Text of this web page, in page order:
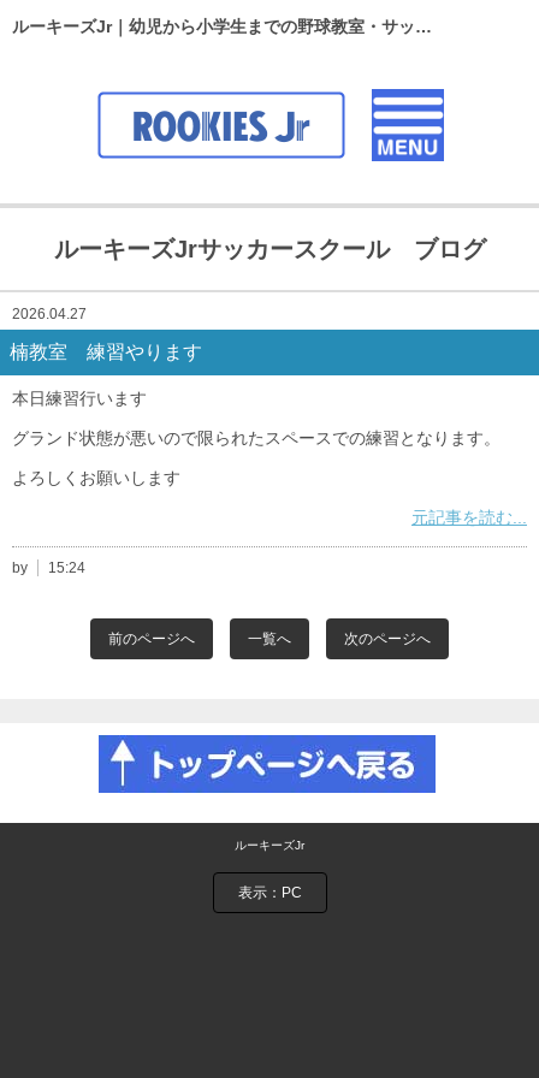
ルーキーズJr｜幼児から小学生までの野球教室・サッカースクール
ルーキーズJrサッカースクール ブログ
2026.04.27
楠教室 練習やります
本日練習行います
グランド状態が悪いので限られたスペースでの練習となります。
よろしくお願いします
元記事を読む...
by 15:24
前のページへ 一覧へ 次のページへ
ルーキーズJr
表示：PC